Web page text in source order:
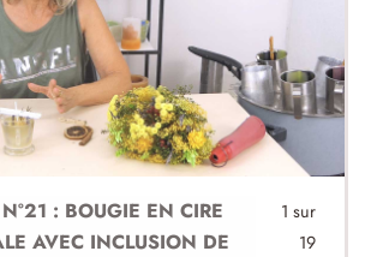
1 sur
19
: BOUGIE EN CIRE
AVEC INCLUSION DE